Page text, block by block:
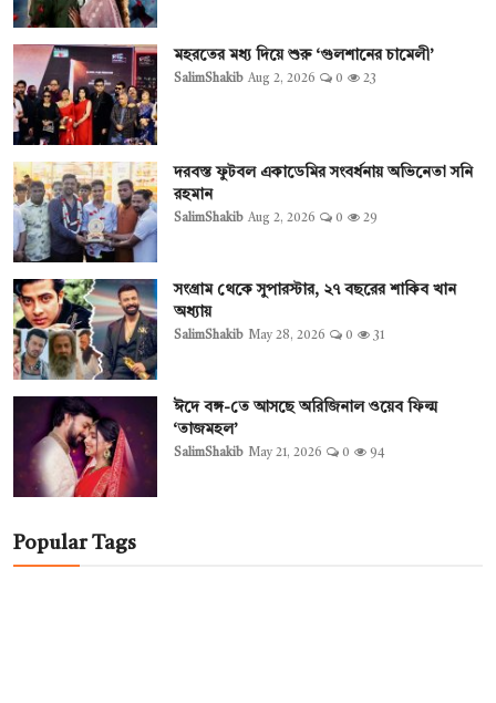
মহরতের মধ্য দিয়ে শুরু ‘গুলশানের চামেলী’
SalimShakib Aug 2, 2026 0 23
দরবস্ত ফুটবল একাডেমির সংবর্ধনায় অভিনেতা সনি
রহমান
SalimShakib Aug 2, 2026 0 29
সংগ্রাম থেকে সুপারস্টার, ২৭ বছরের শাকিব খান
অধ্যায়
SalimShakib May 28, 2026 0 31
ঈদে বঙ্গ-তে আসছে অরিজিনাল ওয়েব ফিল্ম
‘তাজমহল’
SalimShakib May 21, 2026 0 94
Popular Tags